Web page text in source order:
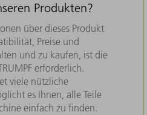
Produkten?
über dieses Produkt
Preise und
und zu kaufen, ist die
erforderlich.
viele nützliche
es Ihnen, alle Teile
einfach zu finden.